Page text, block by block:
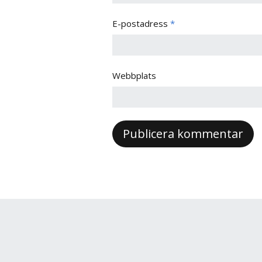
E-postadress *
Webbplats